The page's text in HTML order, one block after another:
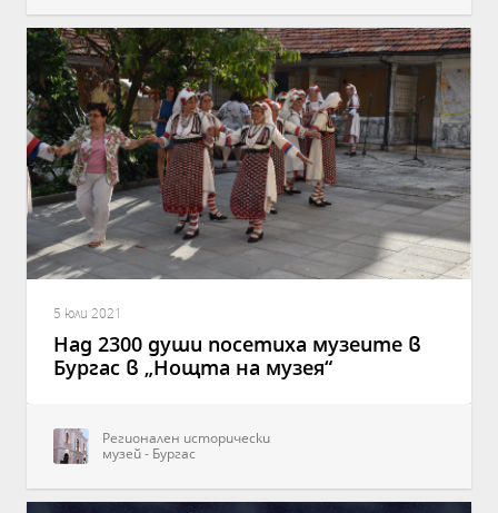
5 юли 2021
Над 2300 души посетиха музеите в
Бургас в „Нощта на музея“
Регионален исторически
музей - Бургас